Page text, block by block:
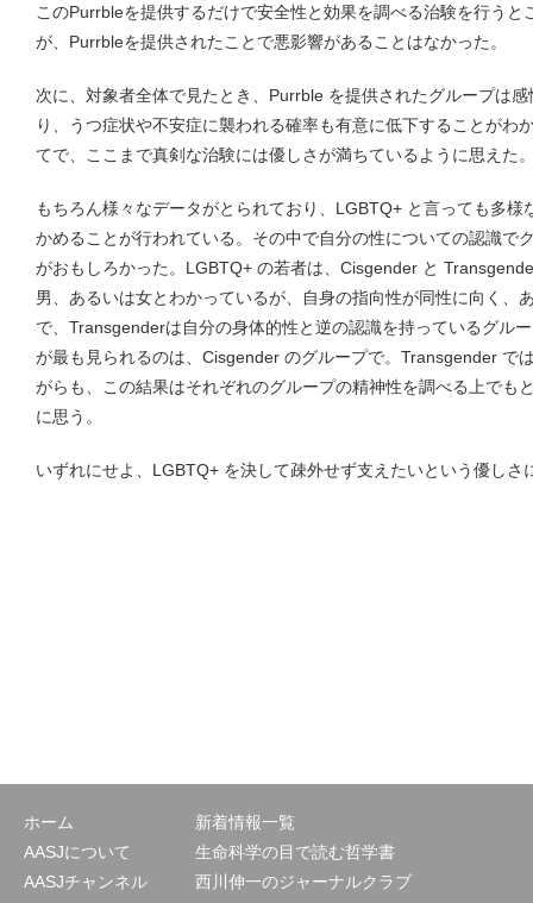
このPurrbleを提供するだけで安全性と効果を調べる治験を行う
が、Purrbleを提供されたことで悪影響があることはなかった。
次に、対象者全体で見たとき、Purrble を提供されたグループは
り、うつ症状や不安症に襲われる確率も有意に低下することがわ
てで、ここまで真剣な治験には優しさが満ちているように思えた
もちろん様々なデータがとられており、LGBTQ+ と言っても多
かめることが行われている。その中で自分の性についての認識で
がおもしろかった。LGBTQ+ の若者は、Cisgender と
男、あるいは女とわかっているが、自身の指向性が同性に向く、
で、Transgenderは自分の身体的性と逆の認識を持っているグル
が最も見られるのは、Cisgender のグループで。Transgender で
がらも、この結果はそれぞれのグループの精神性を調べる上でも
に思う。
いずれにせよ、LGBTQ+ を決して疎外せず支えたいという優しさ
ホーム
AASJについて
AASJチャンネル
新着情報一覧
生命科学の目で読む哲学書
西川伸一のジャーナルクラブ